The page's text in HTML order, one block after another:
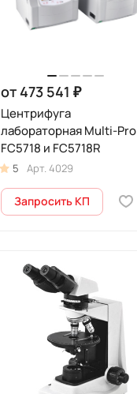
от 473 541 ₽
Центрифуга
лабораторная Multi-Pro
FC5718 и FC5718R
5 Арт. 4029
Запросить КП